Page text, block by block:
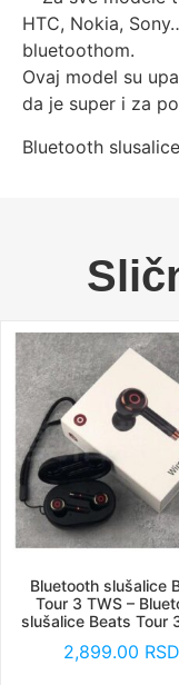
HTC, Nokia,
bluetoothom.
Ovaj model su
da je super i za
Bluetooth
Bluetooth slušalice
Tour 3 TWS –
slušalice Beats Tour
2,899.00 RSD